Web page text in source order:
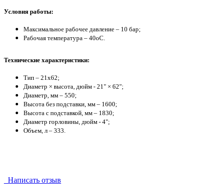
Условия работы:
Максимальное рабочее давление – 10 бар;
Рабочая температура – 40оС.
Технические характеристики:
Тип – 21x62;
Диаметр × высота, дюйм - 21" × 62";
Диаметр, мм – 550;
Высота без подставки, мм – 1600;
Высота с подставкой, мм – 1830;
Диаметр горловины, дюйм - 4";
Объем, л – 333.
Написать отзыв